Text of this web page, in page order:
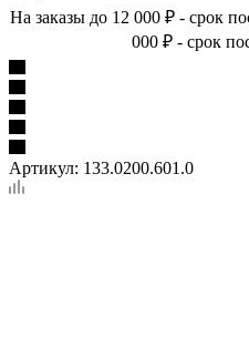
На заказы до 12 000 ₽ - срок
000 ₽ - срок
Артикул: 133.0200.601.0